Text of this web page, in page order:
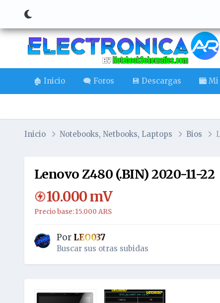
🏚️ Inicio 🗨️ Foros 💾 Descargas Mi
Inicio Notebooks, Netbooks, Laptops Bios
Lenovo Z480 (.BIN) 2020-11-22
10.000mV
Precio base: 15.000 ARS
Por LEO037
Buscar sus otras subidas